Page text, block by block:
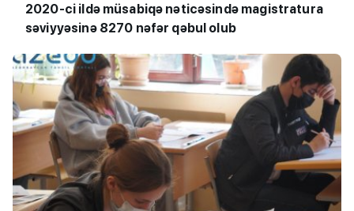
2020-ci ildə müsabiqə nəticəsində magistratura
səviyyəsinə 8270 nəfər qəbul olub